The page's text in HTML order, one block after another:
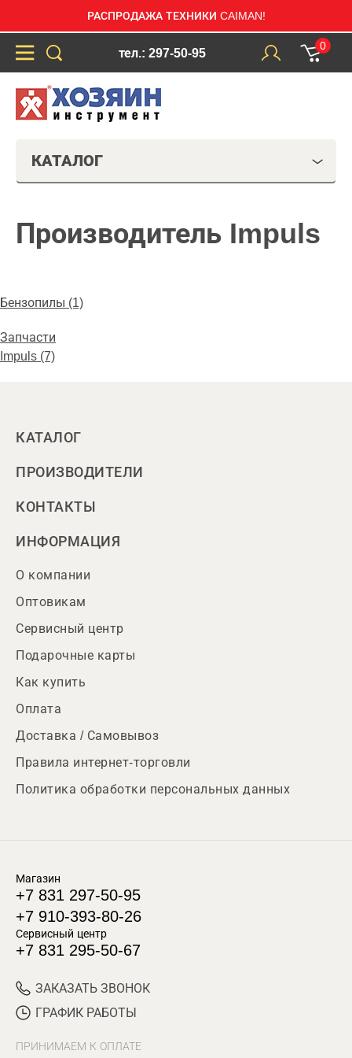
РАСПРОДАЖА ТЕХНИКИ CAIMAN!
тел.: 297-50-95
0
КАТАЛОГ
Производитель Impuls
Бензопилы (1)
Запчасти
Impuls (7)
КАТАЛОГ
ПРОИЗВОДИТЕЛИ
КОНТАКТЫ
ИНФОРМАЦИЯ
О компании
Оптовикам
Сервисный центр
Подарочные карты
Как купить
Оплата
Доставка / Самовывоз
Правила интернет-торговли
Политика обработки персональных данных
Магазин
+7 831 297-50-95
+7 910-393-80-26
Сервисный центр
+7 831 295-50-67
ЗАКАЗАТЬ ЗВОНОК
ГРАФИК РАБОТЫ
ПРИНИМАЕМ К ОПЛАТЕ